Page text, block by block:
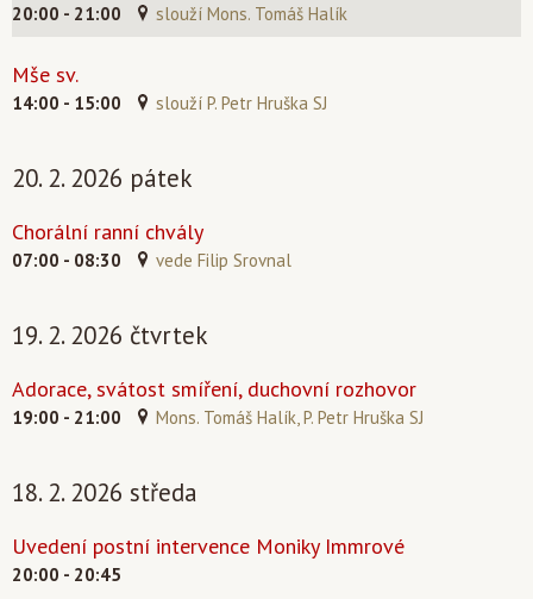
20:00 - 21:00 slouží Mons. Tomáš Halík
Mše sv.
14:00 - 15:00 slouží P. Petr Hruška SJ
20. 2. 2026 pátek
Chorální ranní chvály
07:00 - 08:30 vede Filip Srovnal
19. 2. 2026 čtvrtek
Adorace, svátost smíření, duchovní rozhovor
19:00 - 21:00 Mons. Tomáš Halík, P. Petr Hruška SJ
18. 2. 2026 středa
Uvedení postní intervence Moniky Immrové
20:00 - 20:45